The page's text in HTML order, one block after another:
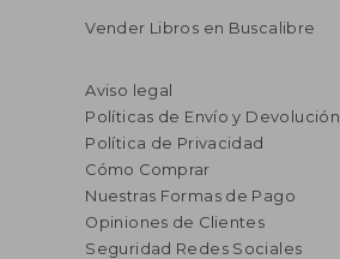
Vender Libros en Buscalibre
Aviso legal
Políticas de Envío y Devolución
Política de Privacidad
Cómo Comprar
Nuestras Formas de Pago
Opiniones de Clientes
Seguridad Redes Sociales